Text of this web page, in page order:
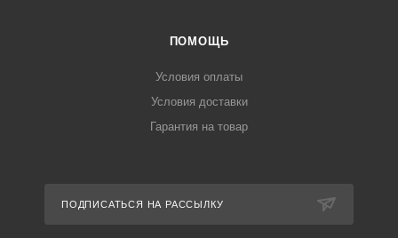
ПОМОЩЬ
Условия оплаты
Условия доставки
Гарантия на товар
ПОДПИСАТЬСЯ НА РАССЫЛКУ